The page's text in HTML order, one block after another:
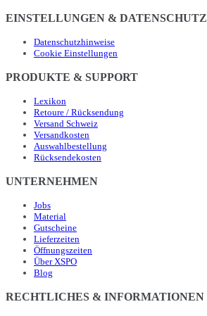
EINSTELLUNGEN & DATENSCHUTZ
Datenschutzhinweise
Cookie Einstellungen
PRODUKTE & SUPPORT
Lexikon
Retoure / Rücksendung
Versand Schweiz
Versandkosten
Auswahlbestellung
Rücksendekosten
UNTERNEHMEN
Jobs
Material
Gutscheine
Lieferzeiten
Öffnungszeiten
Über XSPO
Blog
RECHTLICHES & INFORMATIONEN